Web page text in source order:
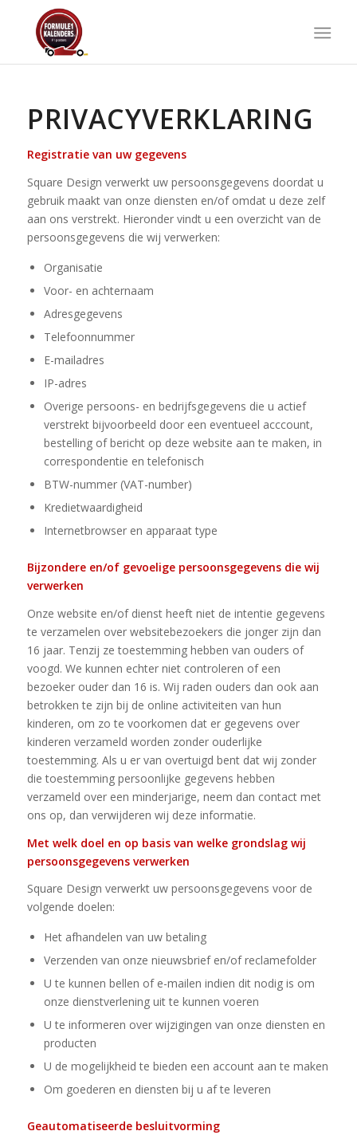
PRIVACYVERKLARING
Registratie van uw gegevens
Square Design verwerkt uw persoonsgegevens doordat u
gebruik maakt van onze diensten en/of omdat u deze zelf
aan ons verstrekt. Hieronder vindt u een overzicht van de
persoonsgegevens die wij verwerken:
Organisatie
Voor- en achternaam
Adresgegevens
Telefoonnummer
E-mailadres
IP-adres
Overige persoons- en bedrijfsgegevens die u actief
verstrekt bijvoorbeeld door een eventueel acccount,
bestelling of bericht op deze website aan te maken, in
correspondentie en telefonisch
BTW-nummer (VAT-number)
Kredietwaardigheid
Internetbrowser en apparaat type
Bijzondere en/of gevoelige persoonsgegevens die wij
verwerken
Onze website en/of dienst heeft niet de intentie gegevens
te verzamelen over websitebezoekers die jonger zijn dan
16 jaar. Tenzij ze toestemming hebben van ouders of
voogd. We kunnen echter niet controleren of een
bezoeker ouder dan 16 is. Wij raden ouders dan ook aan
betrokken te zijn bij de online activiteiten van hun
kinderen, om zo te voorkomen dat er gegevens over
kinderen verzameld worden zonder ouderlijke
toestemming. Als u er van overtuigd bent dat wij zonder
die toestemming persoonlijke gegevens hebben
verzameld over een minderjarige, neem dan contact met
ons op, dan verwijderen wij deze informatie.
Met welk doel en op basis van welke grondslag wij
persoonsgegevens verwerken
Square Design verwerkt uw persoonsgegevens voor de
volgende doelen:
Het afhandelen van uw betaling
Verzenden van onze nieuwsbrief en/of reclamefolder
U te kunnen bellen of e-mailen indien dit nodig is om
onze dienstverlening uit te kunnen voeren
U te informeren over wijzigingen van onze diensten en
producten
U de mogelijkheid te bieden een account aan te maken
Om goederen en diensten bij u af te leveren
Geautomatiseerde besluitvorming